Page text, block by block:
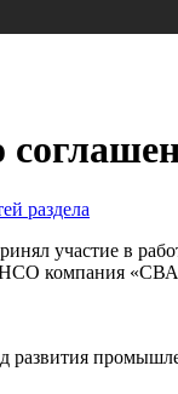
раздела
участие в
компания «СВА-
развития